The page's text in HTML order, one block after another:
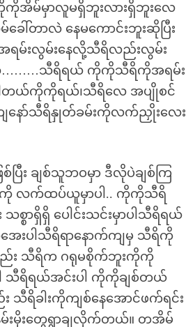
မ်မှာလူမရှိဘူးလားရှိဘူးလေ
ေါ်တာလဲ နေမကောင်းဘူးဆိုပြီး
မ်းလွမ်းနေလို့သီရိလည်းလွမ်း
………သီရိရယ် ကိုကိုသီရိကိုအရမ်း
တယ်ကိုကိုရယ်၊သီရိလေ အပျိုစင်
နော်သီရိနှုတ်ခမ်းကိုလက်ညှိုးလေး
ြီး ချစ်သူဘဝမှာ ဒီလိုပဲချစ်ကြ
လက်ထပ်ယူမှာပါ.. ကိုကိုသီရိ
စာရှိရှိ ပေါင်းသင်းမှာပါသီရိရယ်
ေးပါသီရိရာနောက်ကျမှ သီရိကို
း သီရိက ဂရုမစိုက်ဘူးကိုကို
သီရိရယ်အင်းပါ ကိုကိုချစ်တယ်
သီရိခါးကိုကျစ်နေအောင်ဖက်ရင်း
းမိုးတွေရွာချလိုက်တယ်။ တအိမ်